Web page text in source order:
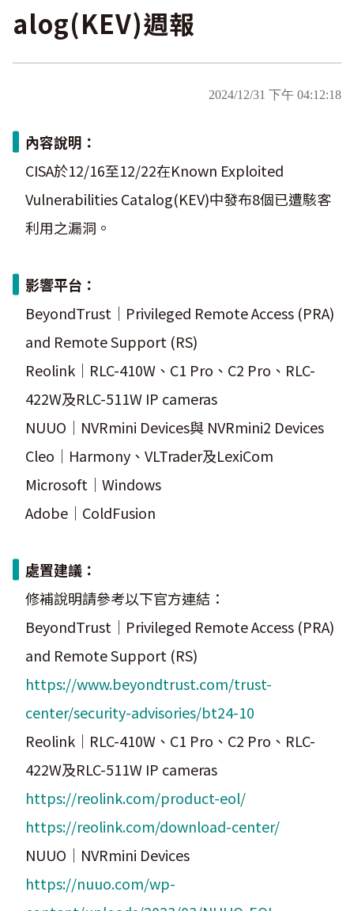
alog(KEV)週報
2024/12/31 下午 04:12:18
內容說明：
CISA於12/16至12/22在Known Exploited
Vulnerabilities Catalog(KEV)中發布8個已遭駭客
利用之漏洞。
影響平台：
BeyondTrust｜Privileged Remote Access (PRA)
and Remote Support (RS)
Reolink｜RLC-410W、C1 Pro、C2 Pro、RLC-
422W及RLC-511W IP cameras
NUUO｜NVRmini Devices與 NVRmini2 Devices
Cleo｜Harmony、VLTrader及LexiCom
Microsoft｜Windows
Adobe｜ColdFusion
處置建議：
修補說明請參考以下官方連結：
BeyondTrust｜Privileged Remote Access (PRA)
and Remote Support (RS)
https://www.beyondtrust.com/trust-
center/security-advisories/bt24-10
Reolink｜RLC-410W、C1 Pro、C2 Pro、RLC-
422W及RLC-511W IP cameras
https://reolink.com/product-eol/
https://reolink.com/download-center/
NUUO｜NVRmini Devices
https://nuuo.com/wp-